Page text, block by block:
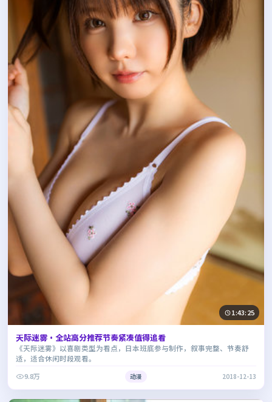
1:43:25
天际迷雾·全站高分推荐节奏紧凑值得追看
《天际迷雾》以喜剧类型为看点，日本班底参与制作，叙事完整、节奏舒
适，适合休闲时段观看。
9.8万
动漫 2018-12-13